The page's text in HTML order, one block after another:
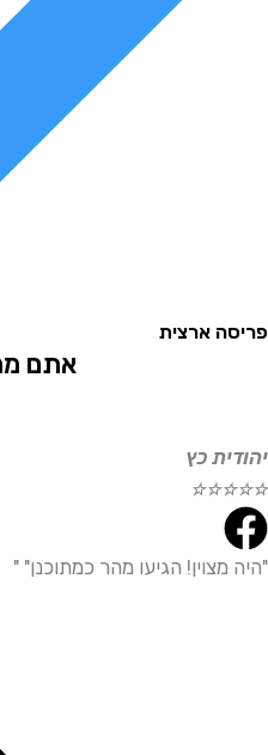
ארצית
אתם
כץ
☆
☆
הגיעו מהר כמתוכנן" "